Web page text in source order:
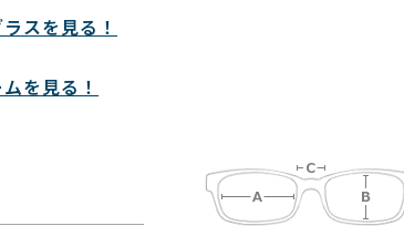
スを見る！
を見る！